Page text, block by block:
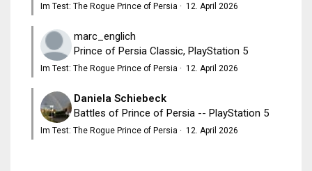
Im Test: The Rogue Prince of Persia · 12. April 2026
marc_englich
Prince of Persia Classic, PlayStation 5
Im Test: The Rogue Prince of Persia · 12. April 2026
Daniela Schiebeck
Battles of Prince of Persia -- PlayStation 5
Im Test: The Rogue Prince of Persia · 12. April 2026